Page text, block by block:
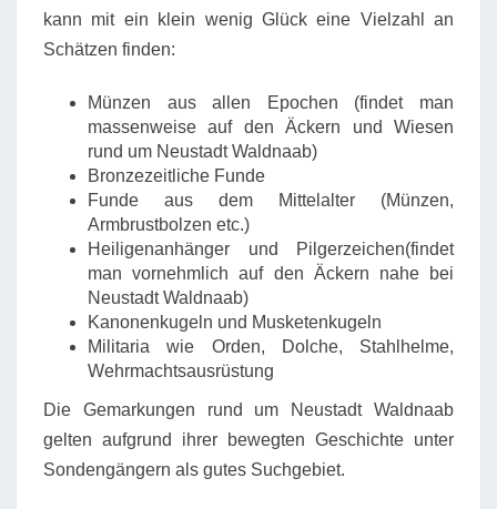
kann mit ein klein wenig Glück eine Vielzahl an
Schätzen finden:
Münzen aus allen Epochen (findet man
massenweise auf den Äckern und Wiesen
rund um Neustadt Waldnaab)
Bronzezeitliche Funde
Funde aus dem Mittelalter (Münzen,
Armbrustbolzen etc.)
Heiligenanhänger und Pilgerzeichen(findet
man vornehmlich auf den Äckern nahe bei
Neustadt Waldnaab)
Kanonenkugeln und Musketenkugeln
Militaria wie Orden, Dolche, Stahlhelme,
Wehrmachtsausrüstung
Die Gemarkungen rund um Neustadt Waldnaab
gelten aufgrund ihrer bewegten Geschichte unter
Sondengängern als gutes Suchgebiet.